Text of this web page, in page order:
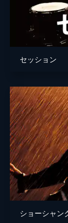
脚本
音楽
製作
セッション
ショーシャン